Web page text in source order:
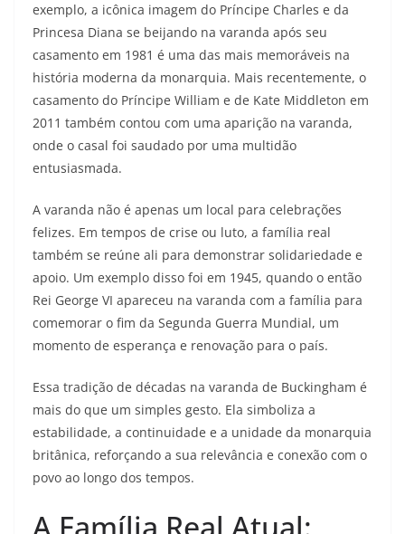
exemplo, a icônica imagem do Príncipe Charles e da
Princesa Diana se beijando na varanda após seu
casamento em 1981 é uma das mais memoráveis na
história moderna da monarquia. Mais recentemente, o
casamento do Príncipe William e de Kate Middleton em
2011 também contou com uma aparição na varanda,
onde o casal foi saudado por uma multidão
entusiasmada.
A varanda não é apenas um local para celebrações
felizes. Em tempos de crise ou luto, a família real
também se reúne ali para demonstrar solidariedade e
apoio. Um exemplo disso foi em 1945, quando o então
Rei George VI apareceu na varanda com a família para
comemorar o fim da Segunda Guerra Mundial, um
momento de esperança e renovação para o país.
Essa tradição de décadas na varanda de Buckingham é
mais do que um simples gesto. Ela simboliza a
estabilidade, a continuidade e a unidade da monarquia
britânica, reforçando a sua relevância e conexão com o
povo ao longo dos tempos.